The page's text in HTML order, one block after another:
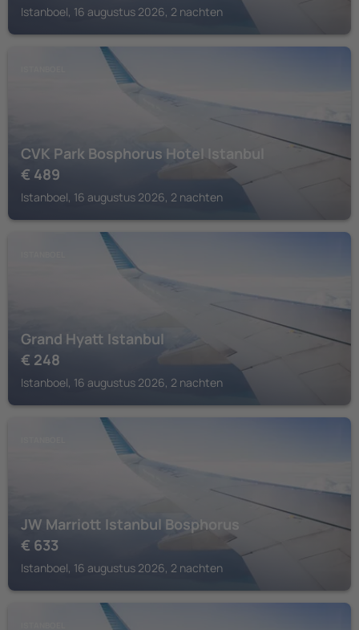
Istanboel, 16 augustus 2026, 2 nachten
CVK Park Bosphorus Hotel Istanbul
€ 489
Istanboel, 16 augustus 2026, 2 nachten
Grand Hyatt Istanbul
€ 248
Istanboel, 16 augustus 2026, 2 nachten
JW Marriott Istanbul Bosphorus
€ 633
Istanboel, 16 augustus 2026, 2 nachten